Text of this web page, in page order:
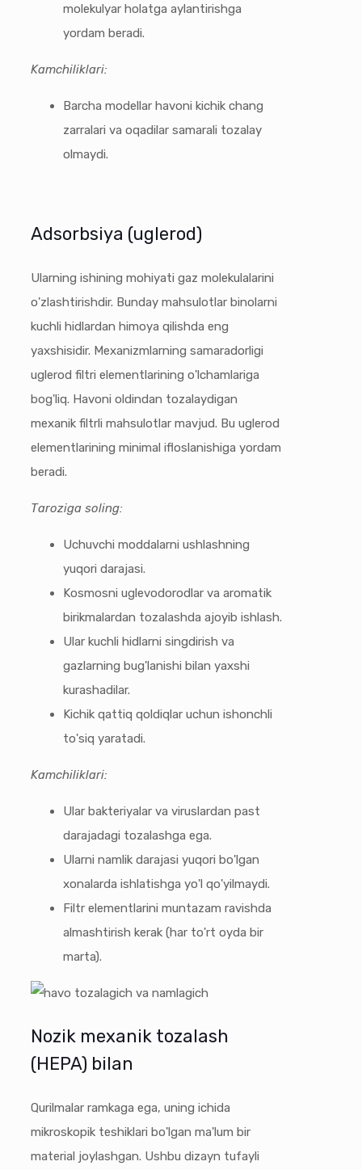
molekulyar holatga aylantirishga
yordam beradi.
Kamchiliklari:
Barcha modellar havoni kichik chang
zarralari va oqadilar samarali tozalay
olmaydi.
Adsorbsiya (uglerod)
Ularning ishining mohiyati gaz molekulalarini
o'zlashtirishdir. Bunday mahsulotlar binolarni
kuchli hidlardan himoya qilishda eng
yaxshisidir. Mexanizmlarning samaradorligi
uglerod filtri elementlarining o'lchamlariga
bog'liq. Havoni oldindan tozalaydigan
mexanik filtrli mahsulotlar mavjud. Bu uglerod
elementlarining minimal ifloslanishiga yordam
beradi.
Taroziga soling:
Uchuvchi moddalarni ushlashning
yuqori darajasi.
Kosmosni uglevodorodlar va aromatik
birikmalardan tozalashda ajoyib ishlash.
Ular kuchli hidlarni singdirish va
gazlarning bug'lanishi bilan yaxshi
kurashadilar.
Kichik qattiq qoldiqlar uchun ishonchli
to'siq yaratadi.
Kamchiliklari:
Ular bakteriyalar va viruslardan past
darajadagi tozalashga ega.
Ularni namlik darajasi yuqori bo'lgan
xonalarda ishlatishga yo'l qo'yilmaydi.
Filtr elementlarini muntazam ravishda
almashtirish kerak (har to'rt oyda bir
marta).
Nozik mexanik tozalash
(HEPA) bilan
Qurilmalar ramkaga ega, uning ichida
mikroskopik teshiklari bo'lgan ma'lum bir
material joylashgan. Ushbu dizayn tufayli